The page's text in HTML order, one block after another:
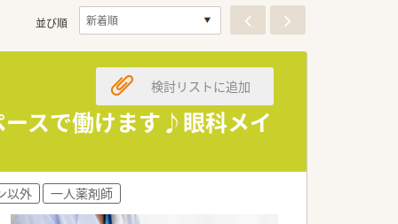
並び順
ースで働けます♪眼科メイ
検討リストに追加
以外 一人薬剤師